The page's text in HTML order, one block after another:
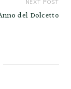
NEXT POST
del Dolcetto